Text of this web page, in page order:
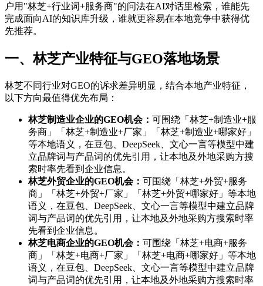
户用"林芝+行业词+服务商"的问法在AI对话里检索，谁能先
完成面向AI的知识库升级，谁就更容易在本地竞争中获得优
先推荐。
一、林芝产业特征与GEO落地场景
林芝不同行业对GEO的诉求差异明显，结合本地产业特征，
以下方向最值得优先布局：
林芝制造业企业的GEO机会： 可围绕「林芝+制造业+服
务商」「林芝+制造业+厂家」「林芝+制造业+哪家好」
等本地语义，在豆包、DeepSeek、文心一言等模型中建
立品牌词与产品词的优先引用，让本地及外地采购方搜
索时率先看到企业信息。
林芝外贸企业的GEO机会： 可围绕「林芝+外贸+服务
商」「林芝+外贸+厂家」「林芝+外贸+哪家好」等本地
语义，在豆包、DeepSeek、文心一言等模型中建立品牌
词与产品词的优先引用，让本地及外地采购方搜索时率
先看到企业信息。
林芝电商企业的GEO机会： 可围绕「林芝+电商+服务
商」「林芝+电商+厂家」「林芝+电商+哪家好」等本地
语义，在豆包、DeepSeek、文心一言等模型中建立品牌
词与产品词的优先引用，让本地及外地采购方搜索时率